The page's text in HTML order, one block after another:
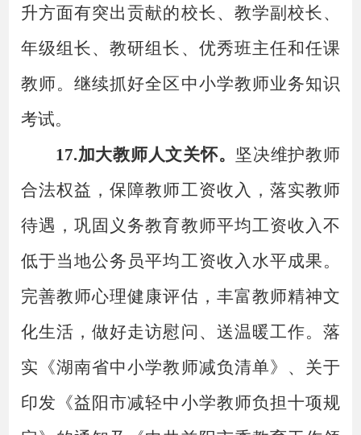
升方面有突出贡献的校长、教学副校长、
年级组长、教研组长、优秀班主任和任课
教师。继续抓好全区中小学教师业务知识
考试。
17.加大教师人文关怀。 坚决维护教师
合法权益，保障教师工资收入，落实教师
待遇，巩固义务教育教师平均工资收入不
低于当地公务员平均工资收入水平成果。
完善教师心理健康评估，丰富教师精神文
化生活，做好走访慰问、送温暖工作。落
实《湖南省中小学教师减负清单》、关于
印发《益阳市减轻中小学教师负担十项规